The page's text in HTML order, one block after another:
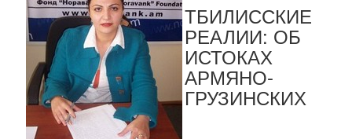
ТБИЛИССКИЕ
РЕАЛИИ: ОБ
ИСТОКАХ
АРМЯНО-
ГРУЗИНСКИХ